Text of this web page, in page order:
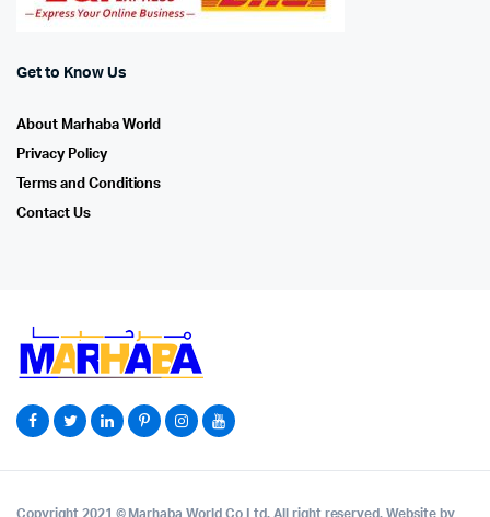
Get to Know Us
About Marhaba World
Privacy Policy
Terms and Conditions
Contact Us
Copyright 2021 © Marhaba World Co Ltd. All right reserved. Website by